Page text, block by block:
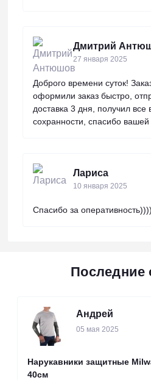
Дмитрий
27 января 2025
Доброго времени суток!
оформили заказ быстро,
доставка 3 дня, получил все
сохранности, спасибо
Лариса
10 января 2025
Спасибо за
Последние
Андрей
05 мая 2025
Нарукавники защитные
40см